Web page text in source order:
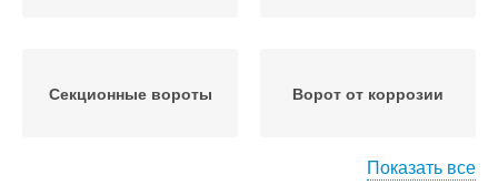
Секционные вороты Ворот от коррозии
Показать все